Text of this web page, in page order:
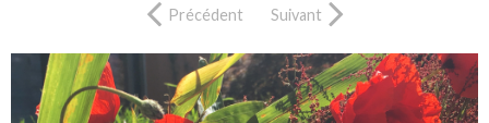
Précédent Suivant